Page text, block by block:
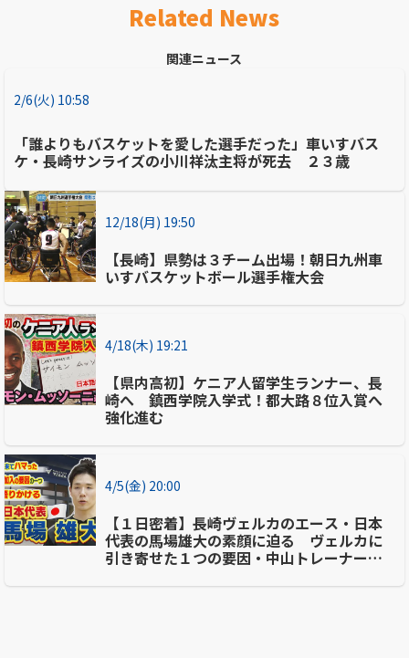
Related News
関連ニュース
2/6(火) 10:58
「誰よりもバスケットを愛した選手だった」車いすバス
ケ・長崎サンライズの小川祥汰主将が死去 ２３歳
12/18(月) 19:50
【長崎】県勢は３チーム出場！朝日九州車
いすバスケットボール選手権大会
4/18(木) 19:21
【県内高初】ケニア人留学生ランナー、長
崎へ 鎮西学院入学式！都大路８位入賞へ
強化進む
4/5(金) 20:00
【１日密着】長崎ヴェルカのエース・日本
代表の馬場雄大の素顔に迫る ヴェルカに
引き寄せた１つの要因・中山トレーナーや